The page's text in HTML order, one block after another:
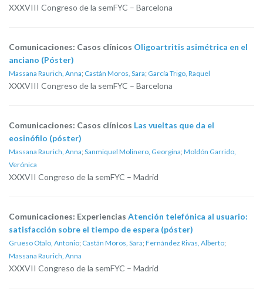
XXXVIII Congreso de la semFYC – Barcelona
Comunicaciones: Casos clínicos Oligoartritis asimétrica en el
anciano (Póster)
Massana Raurich, Anna; Castán Moros, Sara; García Trigo, Raquel
XXXVIII Congreso de la semFYC – Barcelona
Comunicaciones: Casos clínicos Las vueltas que da el
eosinófilo (póster)
Massana Raurich, Anna; Sanmiquel Molinero, Georgina; Moldón Garrido,
Verónica
XXXVII Congreso de la semFYC – Madrid
Comunicaciones: Experiencias Atención telefónica al usuario:
satisfacción sobre el tiempo de espera (póster)
Grueso Otalo, Antonio; Castán Moros, Sara; Fernández Rivas, Alberto;
Massana Raurich, Anna
XXXVII Congreso de la semFYC – Madrid